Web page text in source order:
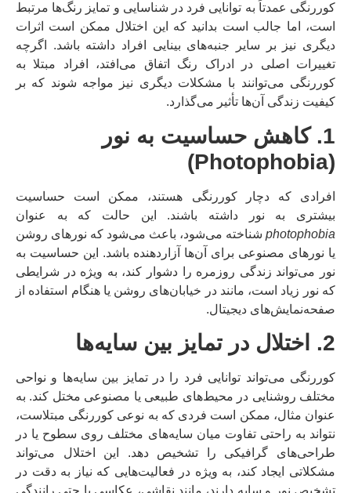
کوررنگی عمدتاً به توانایی فرد در شناسایی و تمایز رنگ‌ها مرتبط
است، اما جالب است بدانید که این اختلال ممکن است اثرات
دیگری نیز بر سایر جنبه‌های بینایی افراد داشته باشد. اگرچه
تغییرات اصلی در ادراک رنگ اتفاق می‌افتد، افراد مبتلا به
کوررنگی می‌توانند با مشکلات دیگری نیز مواجه شوند که بر
کیفیت زندگی آن‌ها تأثیر می‌گذارد.
1. کاهش حساسیت به نور
افرادی که دچار کوررنگی هستند، ممکن است حساسیت
بیشتری به نور داشته باشند. این حالت که به عنوان
photophobiaشناخته می‌شود، باعث می‌شود که نورهای روشن
یا نورهای مصنوعی برای آن‌ها آزاردهنده باشد. این حساسیت به
نور می‌تواند زندگی روزمره را دشوار کند، به ویژه در شرایطی
که نور زیاد است، مانند در خیابان‌های روشن یا هنگام استفاده از
صفحه‌نمایش‌های دیجیتال.
کوررنگی می‌تواند توانایی فرد را در تمایز بین سایه‌ها و نواحی
مختلف روشنایی در محیط‌های طبیعی یا مصنوعی مختل کند. به
عنوان مثال، ممکن است فردی که به نوعی کوررنگی مبتلاست،
نتواند به راحتی تفاوت میان سایه‌های مختلف روی سطوح یا در
طراحی‌های گرافیکی را تشخیص دهد. این اختلال می‌تواند
مشکلاتی ایجاد کند، به ویژه در فعالیت‌هایی که نیاز به دقت در